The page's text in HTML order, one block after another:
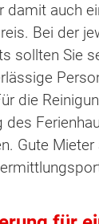
damit auch
Bei der
sollten Sie
die
des
Gute Mieter